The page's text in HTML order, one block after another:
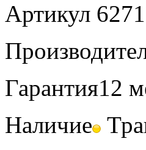
Артикул
Гарантия12
Наличие